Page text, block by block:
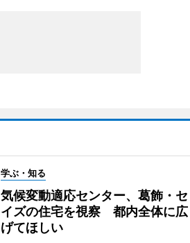
学ぶ・知る
気候変動適応センター、葛飾・セ
イズの住宅を視察 都内全体に広
げてほしい